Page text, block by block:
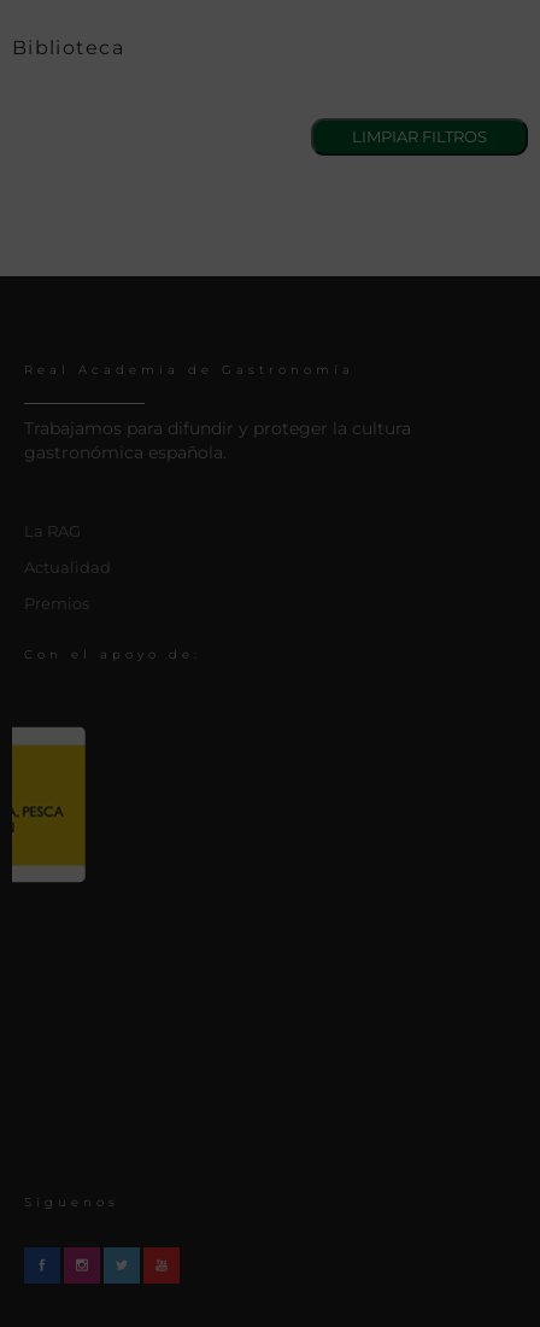
Biblioteca
Real Academia de Gastronomía
Trabajamos para difundir y proteger la cultura
gastronómica española.
La RAG
Actualidad
Premios
Con el apoyo de:
Síguenos